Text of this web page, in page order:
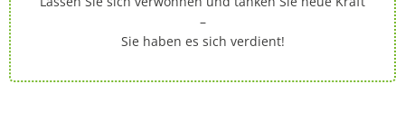
–
Sie haben es sich verdient!